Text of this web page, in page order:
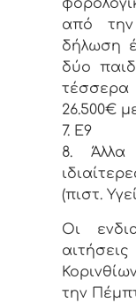
από την
δήλωση
δύο
26.500€
7. Ε9
8. Άλλα
(πιστ.
Οι
την